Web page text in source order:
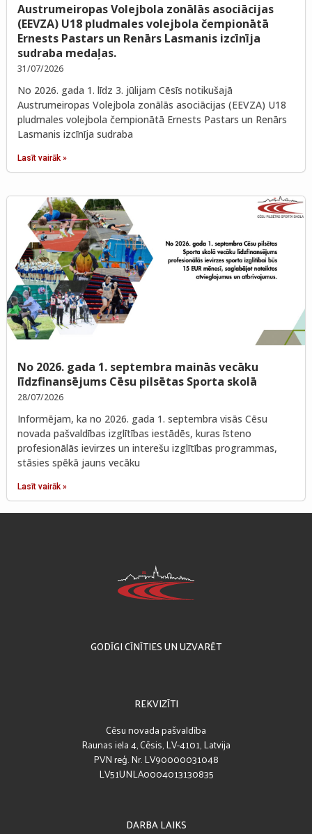
Austrumeiropas Volejbola zonālās asociācijas
(EEVZA) U18 pludmales volejbola čempionātā
Ernests Pastars un Renārs Lasmanis izcīnīja
sudraba medaļas.
31/07/2026
No 2026. gada 1. līdz 3. jūlijam Cēsīs notikušajā
Austrumeiropas Volejbola zonālās asociācijas (EEVZA) U18
pludmales volejbola čempionātā Ernests Pastars un Renārs
Lasmanis izcīnīja sudraba
Lasīt vairāk »
No 2026. gada 1. septembra mainās vecāku
līdzfinansējums Cēsu pilsētas Sporta skolā
28/07/2026
Informējam, ka no 2026. gada 1. septembra visās Cēsu
novada pašvaldības izglītības iestādēs, kuras īsteno
profesionālās ievirzes un interešu izglītības programmas,
stāsies spēkā jauns vecāku
Lasīt vairāk »
GODĪGI CĪNĪTIES UN UZVARĒT
REKVIZĪTI
Cēsu novada pašvaldība
Raunas iela 4, Cēsis, LV-4101, Latvija
PVN reģ. Nr. LV90000031048
LV51UNLA0004013130835
DARBA LAIKS